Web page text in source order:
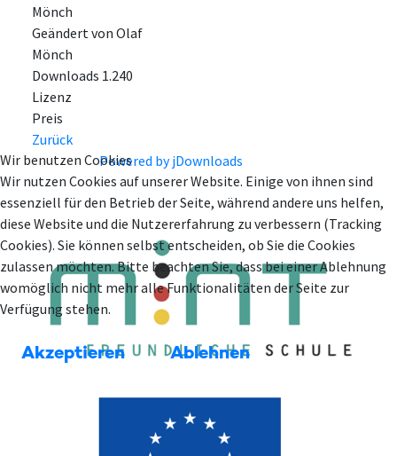
Mönch
Geändert von Olaf
Mönch
Downloads 1.240
Lizenz
Preis
Zurück
Powered by jDownloads
Wir benutzen Cookies
Wir nutzen Cookies auf unserer Website. Einige von ihnen sind
essenziell für den Betrieb der Seite, während andere uns helfen,
diese Website und die Nutzererfahrung zu verbessern (Tracking
Cookies). Sie können selbst entscheiden, ob Sie die Cookies
zulassen möchten. Bitte beachten Sie, dass bei einer Ablehnung
womöglich nicht mehr alle Funktionalitäten der Seite zur
Verfügung stehen.
Akzeptieren Ablehnen